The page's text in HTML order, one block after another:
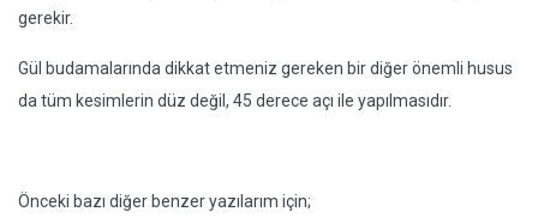
gerekir.
Gül budamalarında dikkat etmeniz gereken bir diğer önemli husus
da tüm kesimlerin düz değil, 45 derece açı ile yapılmasıdır.
Önceki bazı diğer benzer yazılarım için;